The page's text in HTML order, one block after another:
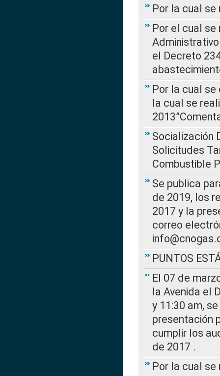
Por la cual se
Por el cual
el Decreto
Por la cual se
la cual se
Socialización
Solicitudes
Combustible
Se publica
de 2019, los
2017 y la
correo
PUNTOS
El 07 de
la Avenida el
y 11:30 am,
presentación
cumplir los
de 2017 .
Por la cual se